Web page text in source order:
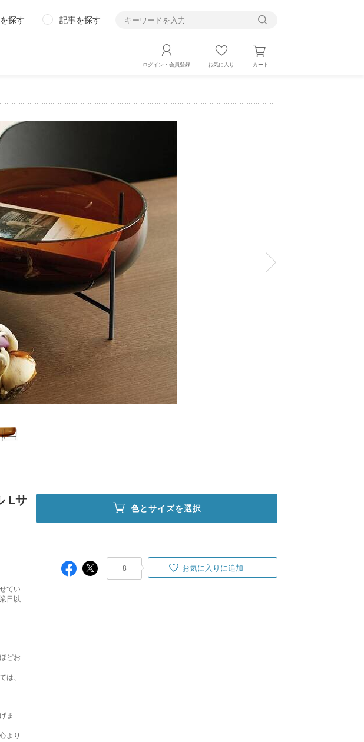
探す 記事を探す
ログイン・会員登録 お気に入り カート
Lサ
色とサイズを選択
てい
日以
どお
は、
ま
より
8 お気に入りに追加